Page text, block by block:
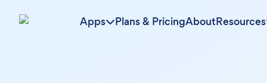
Apps Plans & PricingAboutResources